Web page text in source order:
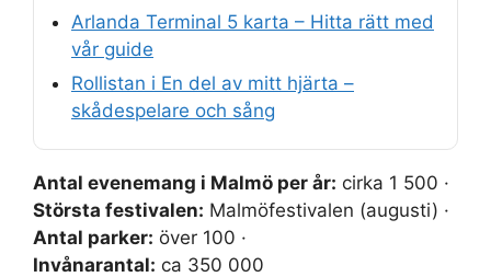
Arlanda Terminal 5 karta – Hitta rätt med
vår guide
Rollistan i En del av mitt hjärta –
skådespelare och sång
Antal evenemang i Malmö per år: cirka 1 500 ·
Största festivalen: Malmöfestivalen (augusti) ·
Antal parker: över 100 ·
Invånarantal: ca 350 000